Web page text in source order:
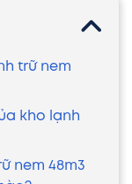
trữ nem
kho lạnh
nem 48m3